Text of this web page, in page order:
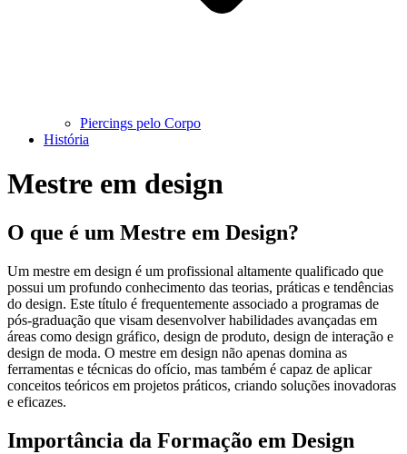
Piercings pelo Corpo
História
Mestre em design
O que é um Mestre em Design?
Um mestre em design é um profissional altamente qualificado que
possui um profundo conhecimento das teorias, práticas e tendências
do design. Este título é frequentemente associado a programas de
pós-graduação que visam desenvolver habilidades avançadas em
áreas como design gráfico, design de produto, design de interação e
design de moda. O mestre em design não apenas domina as
ferramentas e técnicas do ofício, mas também é capaz de aplicar
conceitos teóricos em projetos práticos, criando soluções inovadoras
e eficazes.
Importância da Formação em Design